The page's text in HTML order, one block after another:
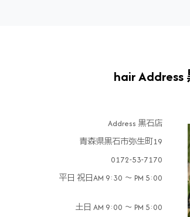
hair
Address 黒石店
青森県黒石市弥生町19
0172-53-7170
平日 祝日AM 9:30 ～ PM 5:00
土日 AM 9:00 ～ PM 5:00